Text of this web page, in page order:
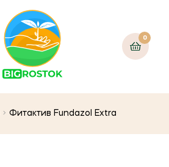
0
Фитактив Fundazol Extra